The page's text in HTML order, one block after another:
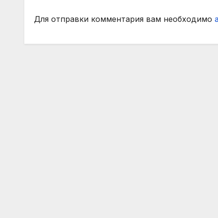
Для отправки комментария вам необходимо